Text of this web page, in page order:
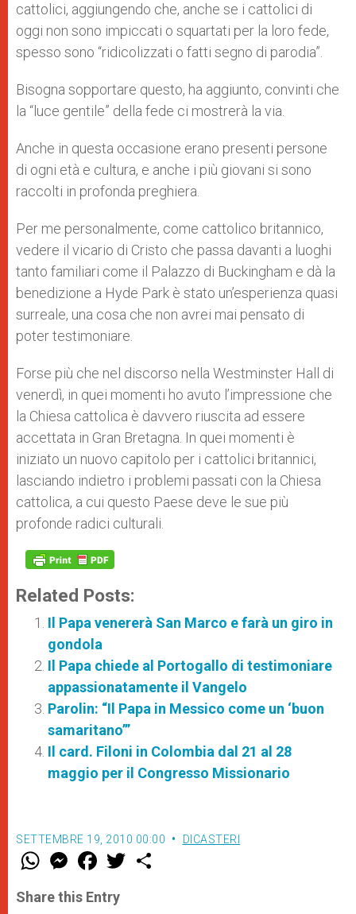
cattolici, aggiungendo che, anche se i cattolici di
oggi non sono impiccati o squartati per la loro fede,
spesso sono “ridicolizzati o fatti segno di parodia”.
Bisogna sopportare questo, ha aggiunto, convinti che
la “luce gentile” della fede ci mostrerà la via.
Anche in questa occasione erano presenti persone
di ogni età e cultura, e anche i più giovani si sono
raccolti in profonda preghiera.
Per me personalmente, come cattolico britannico,
vedere il vicario di Cristo che passa davanti a luoghi
tanto familiari come il Palazzo di Buckingham e dà la
benedizione a Hyde Park è stato un’esperienza quasi
surreale, una cosa che non avrei mai pensato di
poter testimoniare.
Forse più che nel discorso nella Westminster Hall di
venerdì, in quei momenti ho avuto l’impressione che
la Chiesa cattolica è davvero riuscita ad essere
accettata in Gran Bretagna. In quei momenti è
iniziato un nuovo capitolo per i cattolici britannici,
lasciando indietro i problemi passati con la Chiesa
cattolica, a cui questo Paese deve le sue più
profonde radici culturali.
Related Posts:
Il Papa venererà San Marco e farà un giro in
gondola
Il Papa chiede al Portogallo di testimoniare
appassionatamente il Vangelo
Parolin: “Il Papa in Messico come un ‘buon
samaritano’”
Il card. Filoni in Colombia dal 21 al 28
maggio per il Congresso Missionario
SETTEMBRE 19, 2010 00:00 DICASTERI
W
t
s
M
e
s
e
F
a
e
b
w
Share this Entry